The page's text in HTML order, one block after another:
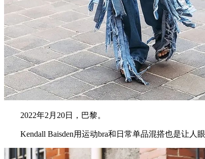
2022年2月20日，巴黎。
Kendall Baisden用运动bra和日常单品混搭也是让人